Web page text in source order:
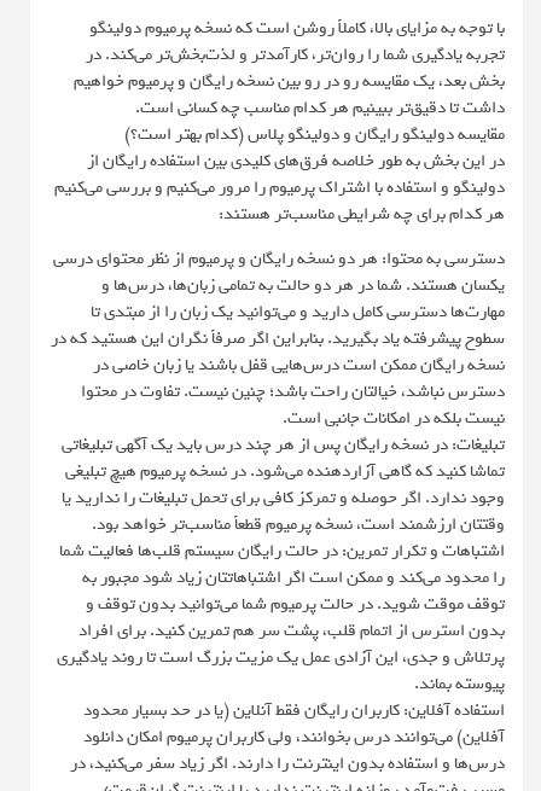
با توجه به مزایای بالا، کاملاً روشن است که نسخه پرمیوم دولینگو
تجربه یادگیری شما را روان‌تر، کارآمدتر و لذت‌بخش‌تر می‌کند. در
بخش بعد، یک مقایسه رو در رو بین نسخه رایگان و پرمیوم خواهیم
داشت تا دقیق‌تر ببینیم هر کدام مناسب چه کسانی است.
مقایسه دولینگو رایگان و دولینگو پلاس (کدام بهتر است؟)
در این بخش به طور خلاصه فرق‌های کلیدی بین استفاده رایگان از
دولینگو و استفاده با اشتراک پرمیوم را مرور می‌کنیم و بررسی می‌کنیم
هر کدام برای چه شرایطی مناسب‌تر هستند:
دسترسی به محتوا: هر دو نسخه رایگان و پرمیوم از نظر محتوای درسی
یکسان هستند. شما در هر دو حالت به تمامی زبان‌ها، درس‌ها و
مهارت‌ها دسترسی کامل دارید و می‌توانید یک زبان را از مبتدی تا
سطوح پیشرفته یاد بگیرید. بنابراین اگر صرفاً نگران این هستید که در
نسخه رایگان ممکن است درس‌هایی قفل باشند یا زبان خاصی در
دسترس نباشد، خیالتان راحت باشد؛ چنین نیست. تفاوت در محتوا
نیست بلکه در امکانات جانبی است.
تبلیغات: در نسخه رایگان پس از هر چند درس باید یک آگهی تبلیغاتی
تماشا کنید که گاهی آزاردهنده می‌شود. در نسخه پرمیوم هیچ تبلیغی
وجود ندارد. اگر حوصله و تمرکز کافی برای تحمل تبلیغات را ندارید یا
وقتتان ارزشمند است، نسخه پرمیوم قطعاً مناسب‌تر خواهد بود.
اشتباهات و تکرار تمرین: در حالت رایگان سیستم قلب‌ها فعالیت شما
را محدود می‌کند و ممکن است اگر اشتباهاتتان زیاد شود مجبور به
توقف موقت شوید. در حالت پرمیوم شما می‌توانید بدون توقف و
بدون استرس از اتمام قلب، پشت سر هم تمرین کنید. برای افراد
پرتلاش و جدی، این آزادی عمل یک مزیت بزرگ است تا روند یادگیری
پیوسته بماند.
استفاده آفلاین: کاربران رایگان فقط آنلاین (یا در حد بسیار محدود
آفلاین) می‌توانند درس بخوانند، ولی کاربران پرمیوم امکان دانلود
درس‌ها و استفاده بدون اینترنت را دارند. اگر زیاد سفر می‌کنید، در